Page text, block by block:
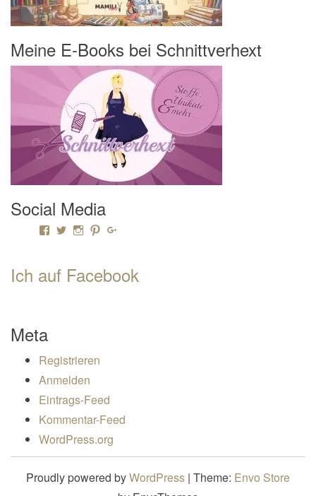
Meine E-Books bei Schnittverhext
Social Media
Profil von Mamili1910 auf Facebook anzeigen
Profil von Mamili1910 auf Twitter anzeigen
Profil von Mamili1910 auf Instagram anzeigen
Profil von Mamili1910 auf Pinterest anzeigen
Ich auf Facebook
Meta
Registrieren
Anmelden
Eintrags-Feed
Kommentar-Feed
WordPress.org
Proudly powered byWordPress | Theme: Envo Store